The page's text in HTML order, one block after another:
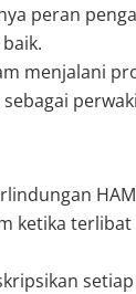
peran
menjalani
ketika